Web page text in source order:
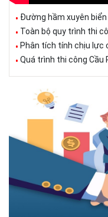
Đường hầm xuyên biển
Toàn bộ quy trình thi
Phân tích tính chịu lực
Quá trình thi công Cầu